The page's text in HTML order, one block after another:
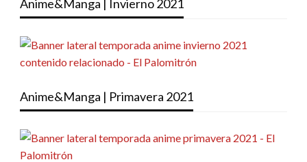
Anime&Manga | Invierno 2021
Anime&Manga | Primavera 2021